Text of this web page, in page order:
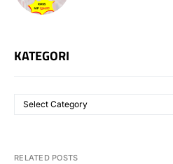
KATEGORI
RELATED POSTS